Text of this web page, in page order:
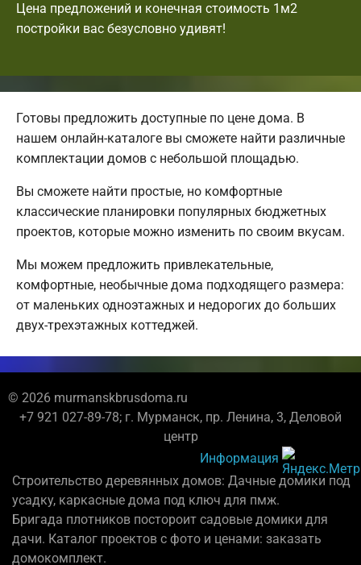
Цена предложений и конечная стоимость 1м2
постройки вас безусловно удивят!
Готовы предложить доступные по цене дома. В
нашем онлайн-каталоге вы сможете найти различные
комплектации домов с небольшой площадью.
Вы сможете найти простые, но комфортные
классические планировки популярных бюджетных
проектов, которые можно изменить по своим вкусам.
Мы можем предложить привлекательные,
комфортные, необычные дома подходящего размера:
от маленьких одноэтажных и недорогих до больших
двух-трехэтажных коттеджей.
© 2026 murmanskbrusdoma.ru
+7 921 027-89-78; г. Мурманск, пр. Ленина, 3, Деловой
центр
Информация
Строительство деревянных домов: Дачные домики под
усадку, каркасные дома под ключ для пмж.
Бригада плотников постороит садовые домики для
дачи. Каталог проектов с фото и ценами: заказать
домокомплект.